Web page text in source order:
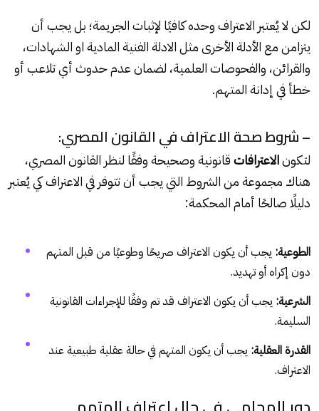
لكن لا يُعتبر الاعتراف وحده كافيًا لإثبات الجريمة؛ بل يجب أن
يتزامن مع الأدلة الأخرى مثل الادلة الفنية المادية او الشهادات،
والقرائن، والفحوصات العلمية، لضمان عدم حدوث أي تلاعب أو
خطأ في إدانة المتهم.
– شروط صحة الاعتراف في القانون المصري:
لتكونالاعترافاتقانونية وصحيحة وفقًا لنظر القانون المصري،
هناك مجموعة من الشروط التي يجب أن تتوفر في الاعتراف كي يُعتبر
دليلًا صالحًا أمام المحكمة:
الطوعية: يجب أن يكون الاعتراف صريحًا وطوعيًا من قبل المتهم
دون إكراه أو تهديد.
الشرعية: يجب أن يكون الاعتراف قد تم وفقًا للإجراءات القانونية
السليمة.
القدرة العقلية: يجب أن يكون المتهم في حالة عقلية طبيعية عند
الاعتراف.